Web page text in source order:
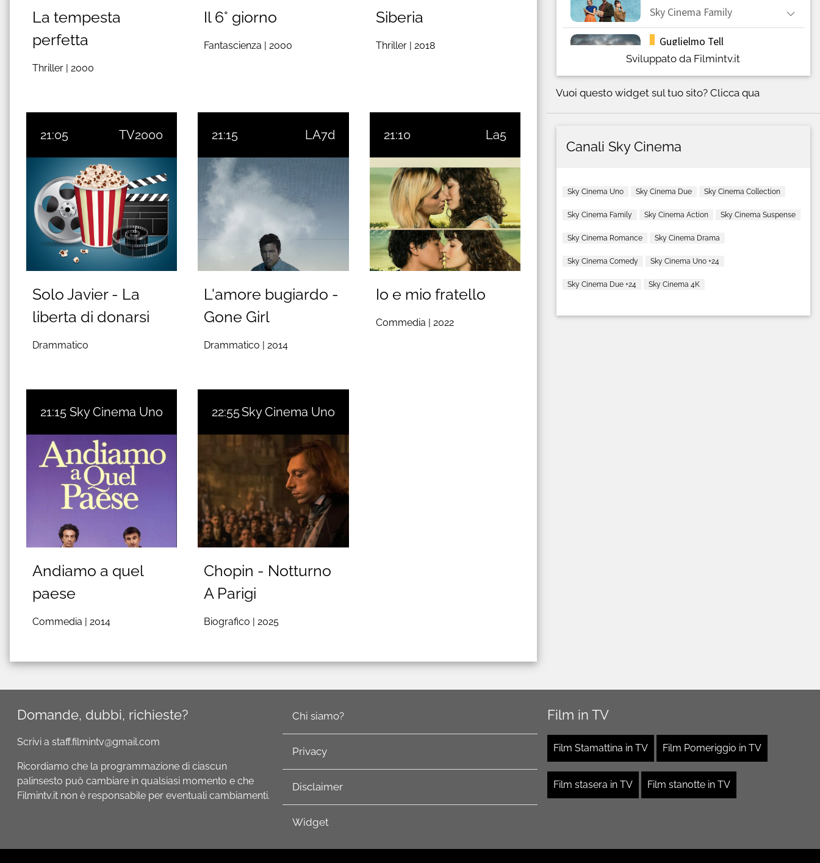
La tempesta
perfetta
Thriller | 2000
Il 6° giorno
Fantascienza |2000
Siberia
Thriller | 2018
21:05 TV2000
Solo Javier - La
liberta di donarsi
Drammatico
21:15 LA7d
L'amore bugiardo -
Gone Girl
Drammatico | 2014
21:10 La5
Io e mio fratello
Commedia | 2022
21:15 Sky Cinema Uno
Andiamo a quel
paese
Commedia | 2014
22:55Sky Cinema Uno
Chopin - Notturno
A Parigi
Biografico |2025
Sviluppato da Filmintv.it
Vuoi questo widget sul tuo sito? Clicca qua
Canali Sky Cinema
Sky Cinema Uno Sky Cinema Due Sky Cinema Collection
Sky Cinema Family Sky Cinema Action Sky Cinema Suspense
Sky Cinema Romance Sky Cinema Drama
Sky Cinema Comedy Sky Cinema Uno +24
Sky Cinema Due +24 Sky Cinema 4K
Domande, dubbi, richieste?
Scrivi a staff.filmintv@gmail.com
Ricordiamo che la programmazione di ciascun
palinsesto può cambiare in qualsiasi momento e che
Filmintv.it non è responsabile per eventuali cambiamenti.
Chi siamo?
Privacy
Disclaimer
Widget
Film in TV
Film Stamattina in TV Film Pomeriggio in TV
Film stasera in TV Film stanotte in TV